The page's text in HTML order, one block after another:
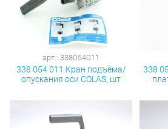
арт.: 338054011
338 054 011 Кран подъёма/
опускания оси COLAS, шт
338